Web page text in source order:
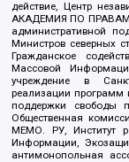
действие, Центр
АКАДЕМИЯ ПО ПРАВАМ
административной
Министров северных
Гражданское
Массовой
учреждение в
реализации программ
поддержки свободы
Общественная
МЕМО. РУ, Институт
Информации,
антимонопольная